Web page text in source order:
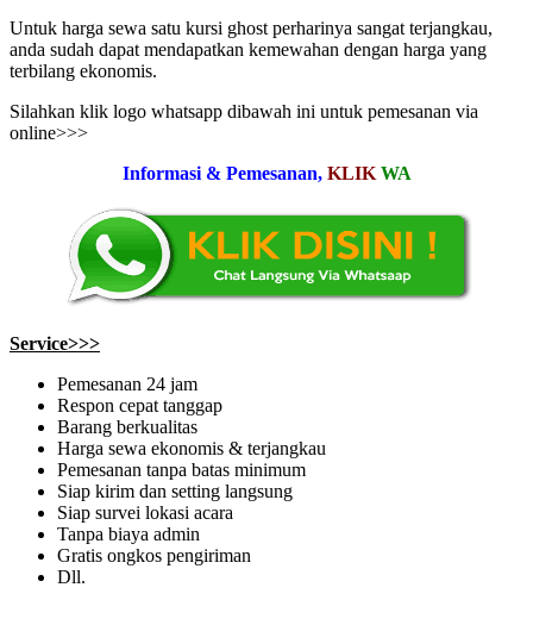
Untuk harga sewa satu kursi ghost perharinya sangat terjangkau,
anda sudah dapat mendapatkan kemewahan dengan harga yang
terbilang ekonomis.
Silahkan klik logo whatsapp dibawah ini untuk pemesanan via
online>>>
Informasi & Pemesanan, KLIK WA
Service>>>
Pemesanan 24 jam
Respon cepat tanggap
Barang berkualitas
Harga sewa ekonomis & terjangkau
Pemesanan tanpa batas minimum
Siap kirim dan setting langsung
Siap survei lokasi acara
Tanpa biaya admin
Gratis ongkos pengiriman
Dll.